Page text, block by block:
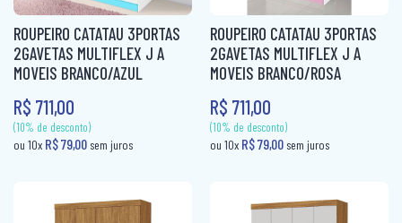
(10% de desconto)
ou 10xR$ 149,80sem juros
(10% de desconto)
ou 10xR$ 79,00sem
ROUPEIRO CATATAU 3PORTAS
2GAVETAS MULTIFLEX J A
MOVEIS BRANCO/AZUL
R$ 711,00
ROUPEIRO CATATAU 3PORTAS
2GAVETAS MULTIFLEX J A
MOVEIS BRANCO/ROSA
R$ 711,00